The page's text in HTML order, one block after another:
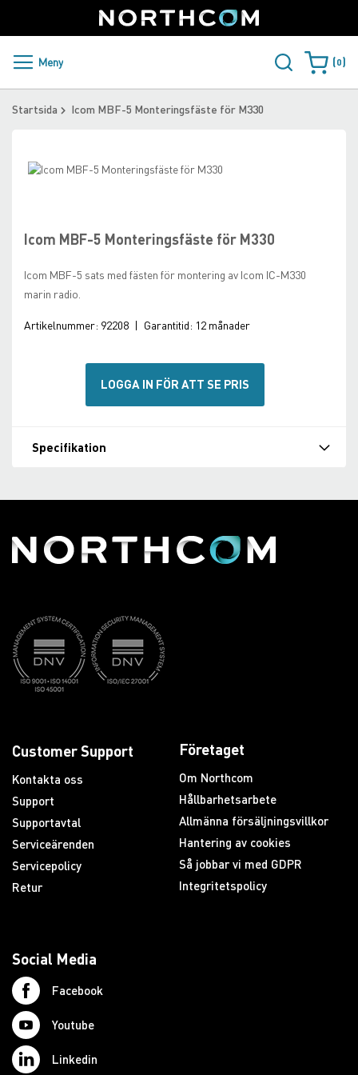
to
Content
Sweden
PRODUKTER OCH LÖSNINGAR
ÅTERFÖRSÄLJARE
Meny Varukorgen
0
Startsida Icom MBF-5 Monteringsfäste för M330
Icom MBF-5 Monteringsfäste för M330
Icom MBF-5 sats med fästen för montering av Icom IC-M330
marin radio.
Artikelnummer: 92208 | Garantitid: 12 månader
LOGGA IN FÖR ATT SE PRIS
Skip
the
gallery
beginning
of
images
gallery
Specifikation
Customer Support
Kontakta oss
Support
Supportavtal
Serviceärenden
Servicepolicy
Retur
Företaget
Om Northcom
Hållbarhetsarbete
Allmänna försäljningsvillkor
Hantering av cookies
Så jobbar vi med GDPR
Integritetspolicy
Social Media
Facebook
Youtube
Linkedin